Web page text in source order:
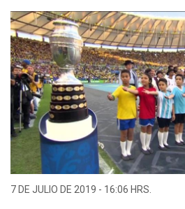
7 DE JULIO DE 2019 - 16:06 HRS.